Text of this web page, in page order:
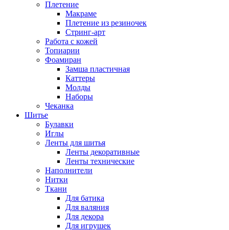
Плетение
Макраме
Плетение из резиночек
Стринг-арт
Работа с кожей
Топиарии
Фоамиран
Замша пластичная
Каттеры
Молды
Наборы
Чеканка
Шитье
Булавки
Иглы
Ленты для шитья
Ленты декоративные
Ленты технические
Наполнители
Нитки
Ткани
Для батика
Для валяния
Для декора
Для игрушек